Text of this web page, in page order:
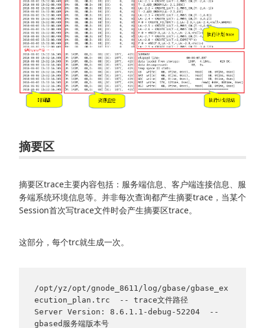
摘要区
摘要区trace主要内容包括：服务端信息、客户端连接信息、服
务端系统环境信息等。并非每次查询都产生摘要trace，当某个
Session首次写trace文件时会产生摘要区trace。
这部分，每个trc就生成一次。
/opt/yz/opt/gnode_8611/log/gbase/gbase_ex
ecution_plan.trc  -- trace文件路径
Server Version: 8.6.1.1-debug-52204  --
gbased服务端版本号